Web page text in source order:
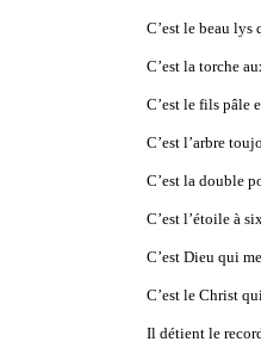
C’est le beau
C’est la torche
C’est le fils pâle
C’est l’arbre
C’est la double
C’est l’étoile à
C’est Dieu qui
C’est le Christ
Il détient le